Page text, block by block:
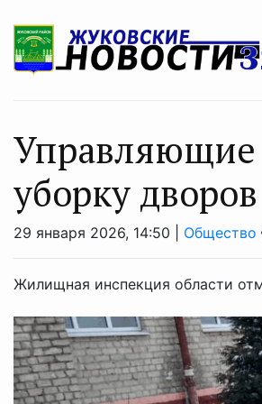
Управляющие
уборку дворов
29 января 2026, 14:50 | Общество
Жилищная инспекция области